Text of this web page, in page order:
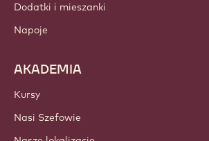
Dodatki i mieszanki
Napoje
AKADEMIA
Kursy
Nasi Szefowie